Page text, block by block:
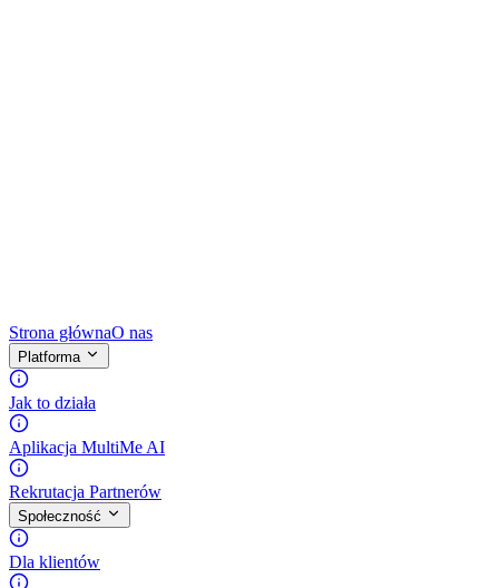
Strona głównaO nas
Platforma
Jak to działa
Aplikacja MultiMe AI
Rekrutacja Partnerów
Społeczność
Dla klientów